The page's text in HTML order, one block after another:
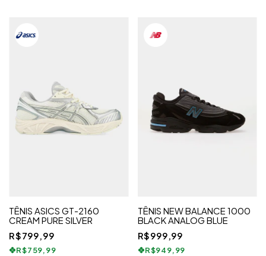
TÊNIS ASICS GT-2160
CREAM PURE SILVER
R$799,99
R$759,99
TÊNIS NEW BALANCE 1000
BLACK ANALOG BLUE
R$999,99
R$949,99